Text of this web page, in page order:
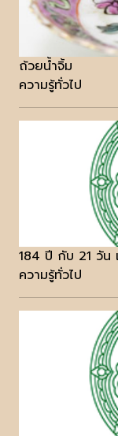
ถ้วยน้ำจิ้ม
ความรู้ทั่วไป
184 ปี กับ 21 วัน
ความรู้ทั่วไป